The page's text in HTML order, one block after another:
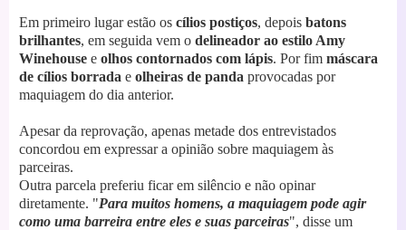
Em primeiro lugar estão os cílios postiços, depois batons
brilhantes, em seguida vem o delineador ao estilo Amy
Winehouse e olhos contornados com lápis. Por fim máscara
de cílios borrada e olheiras de panda provocadas por
maquiagem do dia anterior.
Apesar da reprovação, apenas metade dos entrevistados
concordou em expressar a opinião sobre maquiagem às
parceiras.
Outra parcela preferiu ficar em silêncio e não opinar
diretamente. "Para muitos homens, a maquiagem pode agir
como uma barreira entre eles e suas parceiras", disse um